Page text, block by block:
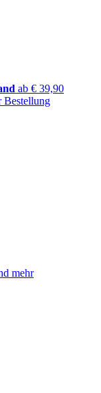
ab € 39,90
Bestellung
mehr